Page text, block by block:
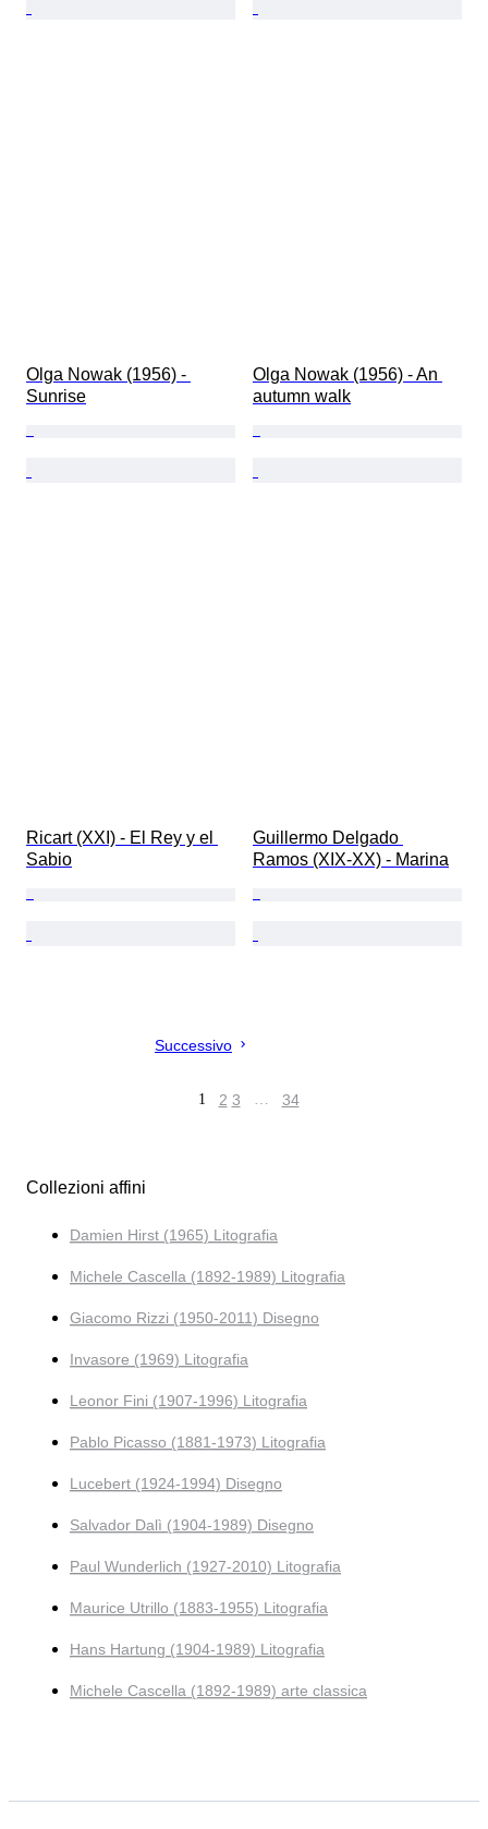
Olga Nowak (1956) -
Sunrise
Olga Nowak (1956) - An
autumn walk
Ricart (XXI) - El Rey y el
Sabio
Guillermo Delgado
Ramos (XIX-XX) - Marina
Successivo
1 2 3 … 34
Collezioni affini
Damien Hirst (1965) Litografia
Michele Cascella (1892-1989) Litografia
Giacomo Rizzi (1950-2011) Disegno
Invasore (1969) Litografia
Leonor Fini (1907-1996) Litografia
Pablo Picasso (1881-1973) Litografia
Lucebert (1924-1994) Disegno
Salvador Dalì (1904-1989) Disegno
Paul Wunderlich (1927-2010) Litografia
Maurice Utrillo (1883-1955) Litografia
Hans Hartung (1904-1989) Litografia
Michele Cascella (1892-1989) arte classica